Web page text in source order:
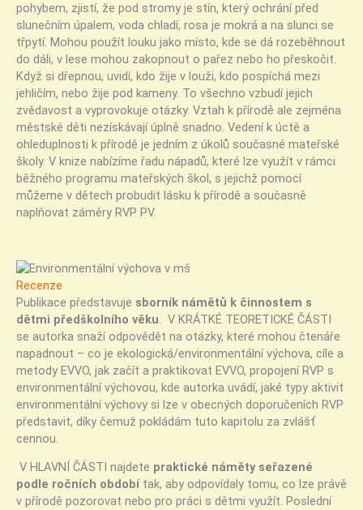
pohybem, zjistí, že pod stromy je stín, který ochrání před
slunečním úpalem, voda chladí, rosa je mokrá a na slunci se
třpytí. Mohou použít louku jako místo, kde se dá rozeběhnout
do dáli, v lese mohou zakopnout o pařez nebo ho přeskočit.
Když si dřepnou, uvidí, kdo žije v louži, kdo pospíchá mezi
jehličím, nebo žije pod kameny. To všechno vzbudí jejich
zvědavost a vyprovokuje otázky. Vztah k přírodě ale zejména
městské děti nezískávají úplně snadno. Vedení k úctě a
ohleduplnosti k přírodě je jedním z úkolů současné mateřské
školy. V knize nabízíme řadu nápadů, které lze využít v rámci
běžného programu mateřských škol, s jejichž pomocí
můžeme v dětech probudit lásku k přírodě a současně
naplňovat záměry RVP PV.
Recenze
Publikace představuje sborník námětů k činnostem s
dětmi předškolního věku . V KRÁTKÉ TEORETICKÉ ČÁSTI
se autorka snaží odpovědět na otázky, které mohou čtenáře
napadnout – co je ekologická/environmentální výchova, cíle a
metody EVVO, jak začít a praktikovat EVVO, propojení RVP s
environmentální výchovou, kde autorka uvádí, jaké typy aktivit
environmentální výchovy si lze v obecných doporučeních RVP
představit, díky čemuž pokládám tuto kapitolu za zvlášť
cennou.
V HLAVNÍ ČÁSTI najdete praktické náměty seřazené
podle ročních období tak, aby odpovídaly tomu, co lze právě
v přírodě pozorovat nebo pro práci s dětmi využít. Poslední